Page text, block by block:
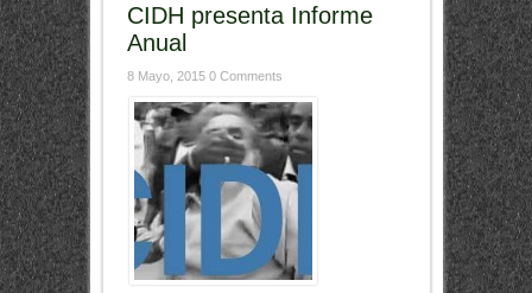
CIDH presenta Informe
Anual
8 Mayo, 2015 0 Comments